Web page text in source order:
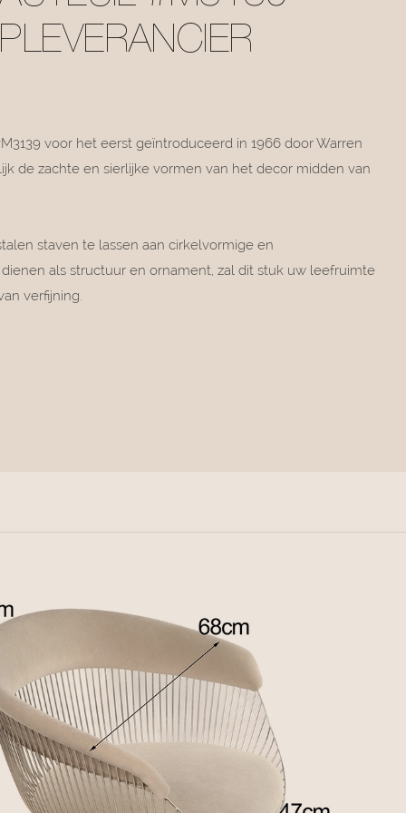
voor het eerst geïntroduceerd in 1966 door Warren
de zachte en sierlijke vormen van het decor midden van
staven te lassen aan cirkelvormige en
als structuur en ornament, zal dit stuk uw leefruimte
verfijning.